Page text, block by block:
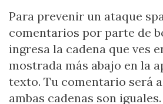
Para prevenir un ataque
comentarios por parte de
ingresa la cadena que ves
mostrada más abajo en la
texto. Tu comentario será
ambas cadenas son